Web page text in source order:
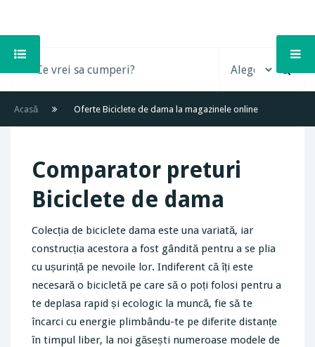
Acasă Oferte Biciclete de dama la magazinele online
Comparator preturi
Biciclete de dama
Colecția de biciclete dama este una variată, iar
construcția acestora a fost gândită pentru a se plia
cu ușurință pe nevoile lor. Indiferent că îți este
necesară o bicicletă pe care să o poți folosi pentru a
te deplasa rapid și ecologic la muncă, fie să te
încarci cu energie plimbându-te pe diferite distanțe
în timpul liber, la noi găsești numeroase modele de